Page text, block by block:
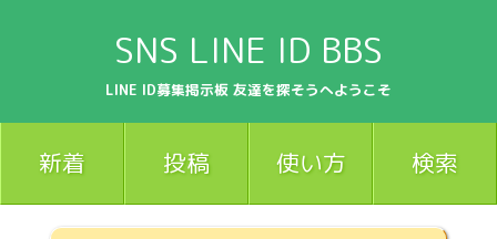
SNS LINE ID BBS
LINE ID募集掲示板 友達を探そうへようこそ
新着 投稿 使い方 検索